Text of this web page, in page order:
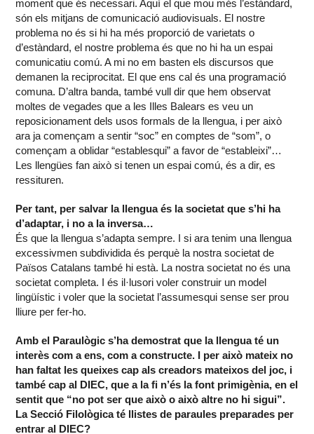
moment que és necessari. Aquí el que mou més l’estàndard,
són els mitjans de comunicació audiovisuals. El nostre
problema no és si hi ha més proporció de varietats o
d’estàndard, el nostre problema és que no hi ha un espai
comunicatiu comú. A mi no em basten els discursos que
demanen la reciprocitat. El que ens cal és una programació
comuna. D’altra banda, també vull dir que hem observat
moltes de vegades que a les Illes Balears es veu un
reposicionament dels usos formals de la llengua, i per això
ara ja començam a sentir “soc” en comptes de “som”, o
començam a oblidar “establesqui” a favor de “estableixi”…
Les llengües fan això si tenen un espai comú, és a dir, es
ressituren.
Per tant, per salvar la llengua és la societat que s’hi ha
d’adaptar, i no a la inversa…
És que la llengua s’adapta sempre. I si ara tenim una llengua
excessivmen subdividida és perquè la nostra societat de
Països Catalans també hi està. La nostra societat no és una
societat completa. I és il·lusori voler construir un model
lingüístic i voler que la societat l’assumesqui sense ser prou
lliure per fer-ho.
Amb el Paraulògic s’ha demostrat que la llengua té un
interès com a ens, com a constructe. I per això mateix no
han faltat les queixes cap als creadors mateixos del joc, i
també cap al DIEC, que a la fi n’és la font primigènia, en el
sentit que “no pot ser que això o això altre no hi sigui”.
La Secció Filològica té llistes de paraules preparades per
entrar al DIEC?